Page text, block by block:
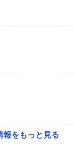
報をもっと見る